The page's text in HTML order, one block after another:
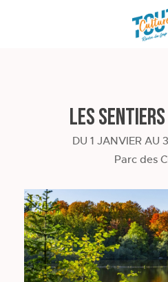
Les
DU 1 JANVIER AU
Parc des